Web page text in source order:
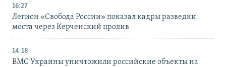
16:27
Легион «Свобода России» показал кадры разведки
моста через Керченский пролив
14:18
ВМС Украины уничтожили российские объекты на